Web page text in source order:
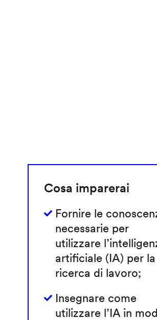
Cosa imparerai
Fornire le
necessarie per
utilizzare
artificiale (IA) per la
ricerca di lavoro;
Insegnare come
utilizzare l’IA in